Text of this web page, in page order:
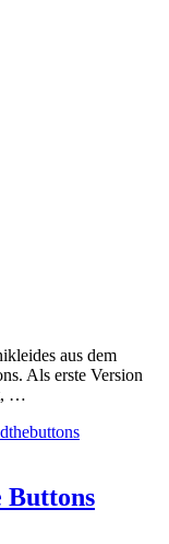
aus dem
Als erste Version
…
Buttons